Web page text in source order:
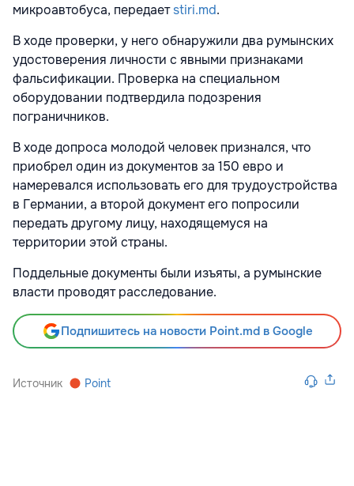
микроавтобуса, передаетstiri.md.
В ходе проверки, у него обнаружили два румынских
удостоверения личности с явными признаками
фальсификации. Проверка на специальном
оборудовании подтвердила подозрения
пограничников.
В ходе допроса молодой человек признался, что
приобрел один из документов за 150 евро и
намеревался использовать его для трудоустройства
в Германии, а второй документ его попросили
передать другому лицу, находящемуся на
территории этой страны.
Поддельные документы были изъяты, а румынские
власти проводят расследование.
Подпишитесь на новости Point.md в Google
Источник Point